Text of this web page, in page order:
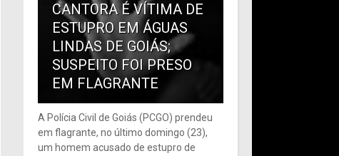
CANTORA É VÍTIMA DE
ESTUPRO EM ÁGUAS
LINDAS DE GOIÁS;
SUSPEITO FOI PRESO
EM FLAGRANTE
A Polícia Civil de Goiás (PCGO) prendeu
em flagrante, no último domingo (23),
um homem acusado de estupro de